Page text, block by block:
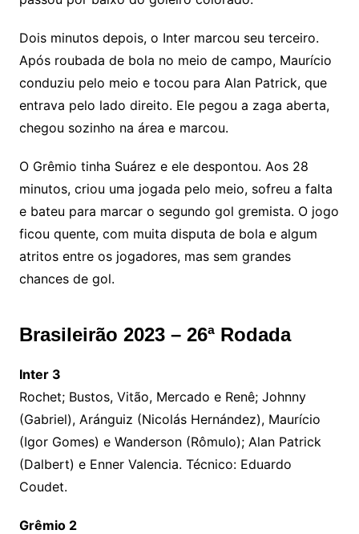
Dois minutos depois, o Inter marcou seu terceiro.
Após roubada de bola no meio de campo, Maurício
conduziu pelo meio e tocou para Alan Patrick, que
entrava pelo lado direito. Ele pegou a zaga aberta,
chegou sozinho na área e marcou.
O Grêmio tinha Suárez e ele despontou. Aos 28
minutos, criou uma jogada pelo meio, sofreu a falta
e bateu para marcar o segundo gol gremista. O jogo
ficou quente, com muita disputa de bola e algum
atritos entre os jogadores, mas sem grandes
chances de gol.
Brasileirão 2023 – 26ª Rodada
Inter 3
Rochet; Bustos, Vitão, Mercado e Renê; Johnny
(Gabriel), Aránguiz (Nicolás Hernández), Maurício
(Igor Gomes) e Wanderson (Rômulo); Alan Patrick
(Dalbert) e Enner Valencia. Técnico: Eduardo
Coudet.
Grêmio 2